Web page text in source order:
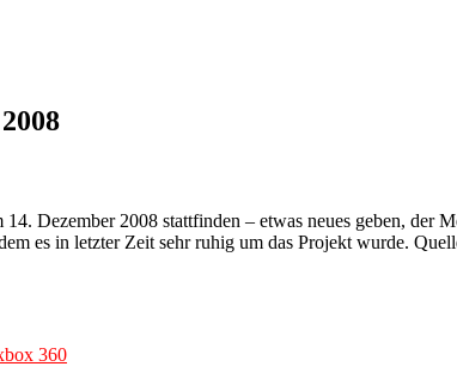
Dezember 2008 stattfinden – etwas neues geben, der
es in letzter Zeit sehr ruhig um das Projekt wurde.
360